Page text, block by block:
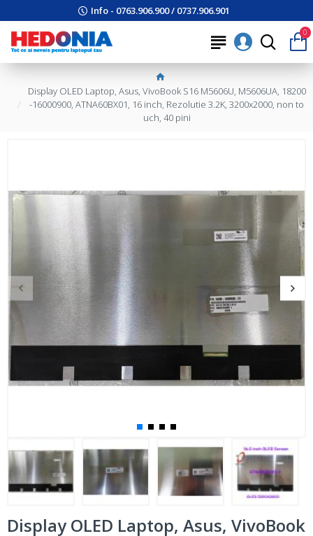
Info - 0763.906.900 / 0737.906.901
0
Display OLED Laptop, Asus, VivoBook S16 M5606U, M5606UA, 18200
-16000900, ATNA60BX01, 16 inch, Rezolutie 3.2K, 3200x2000, non to
uch, 40 pini
Display OLED Laptop, Asus, VivoBook